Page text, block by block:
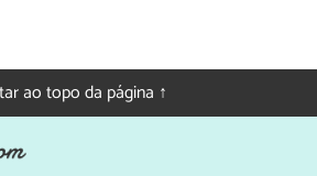
ao topo da página ↑